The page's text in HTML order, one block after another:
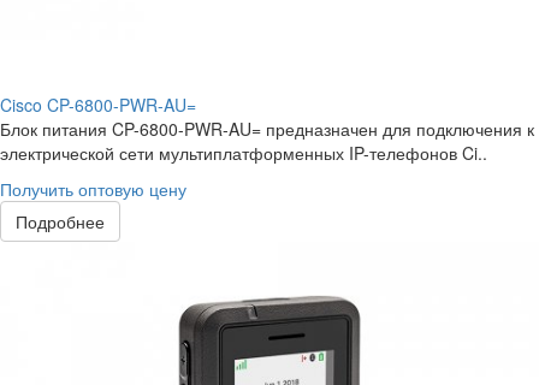
Cisco CP-6800-PWR-AU=
Блок питания CP-6800-PWR-AU= предназначен для подключения к
электрической сети мультиплатформенных IP-телефонов Ci..
Получить оптовую цену
Подробнее